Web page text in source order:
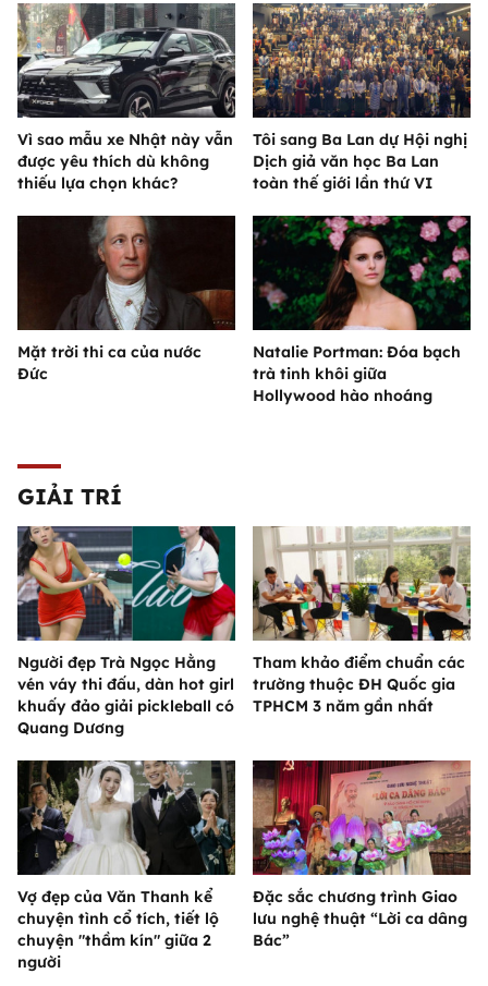
Vì sao mẫu xe Nhật này vẫn
được yêu thích dù không
thiếu lựa chọn khác?
Tôi sang Ba Lan dự Hội nghị
Dịch giả văn học Ba Lan
toàn thế giới lần thứ VI
Mặt trời thi ca của nước
Đức
Natalie Portman: Đóa bạch
trà tinh khôi giữa
Hollywood hào nhoáng
GIẢI TRÍ
Người đẹp Trà Ngọc Hằng
vén váy thi đấu, dàn hot girl
khuấy đảo giải pickleball có
Quang Dương
Tham khảo điểm chuẩn các
trường thuộc ĐH Quốc gia
TPHCM 3 năm gần nhất
Vợ đẹp của Văn Thanh kể
chuyện tình cổ tích, tiết lộ
chuyện "thầm kín" giữa 2
người
Đặc sắc chương trình Giao
lưu nghệ thuật “Lời ca dâng
Bác”